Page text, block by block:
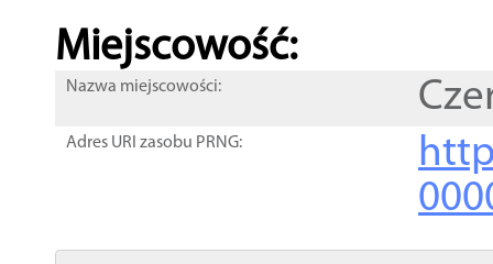
Miejscowość:
Nazwa miejscowości:
Adres URI zasobu PRNG: